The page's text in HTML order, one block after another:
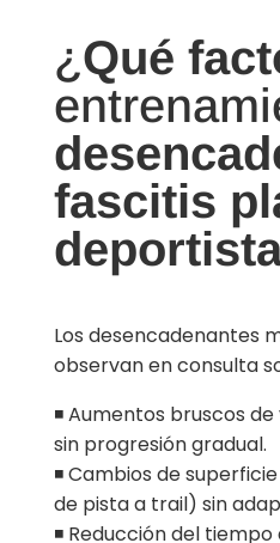
¿ Qué
fascitis
Los desencadenantes
observan en consulta
◾ Aumentos bruscos
sin progresión gradual.
◾ Cambios de
de pista a trail) sin
◾ Reducción del